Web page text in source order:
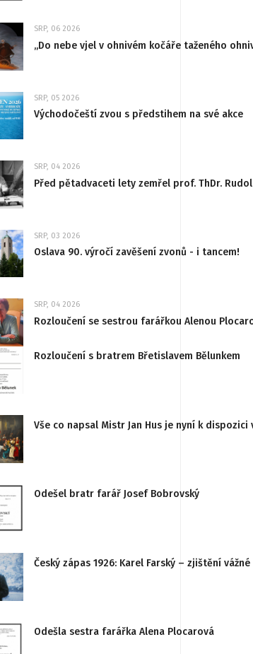
SRP, 06 2026
„Do nebe vjel v ohnivém kočáře taženého
SRP, 05 2026
Východočeští zvou s předstihem na své akce
SRP, 04 2026
Před pětadvaceti lety zemřel prof. ThDr.
SRP, 03 2026
Oslava 90. výročí zavěšení zvonů - i tancem!
SRP, 04 2026
Rozloučení se sestrou farářkou Alenou
Rozloučení s bratrem Břetislavem Bělunkem
Vše co napsal Mistr Jan Hus je nyní k
Odešel bratr farář Josef Bobrovský
Český zápas 1926: Karel Farský – zjištění
Odešla sestra farářka Alena Plocarová